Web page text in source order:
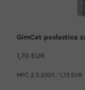
GimCat poslastica
1,70 EUR
MPC 2.5.2025.: 1,73 EUR